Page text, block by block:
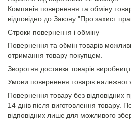
Компанія повернення та обміну
відповідно до Закону "Про захист
Строки повернення і обміну
Повернення та обмін товарів
отримання товару покупцем.
Зворотня доставка товарів
Умови повернення товарів належної
Повернення товару без відповідних
14 днів після виготовлення товару.
відповідних лише для можливого